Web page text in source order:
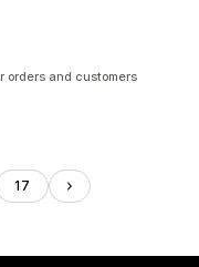
orders and customers
17